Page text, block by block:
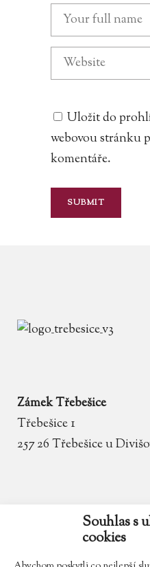
Souhlas s
cookies
Uložit do
webovou stránku
komentáře.
Zámek Třebešice
Třebešice 1
257 26 Třebešice u
602 354 467